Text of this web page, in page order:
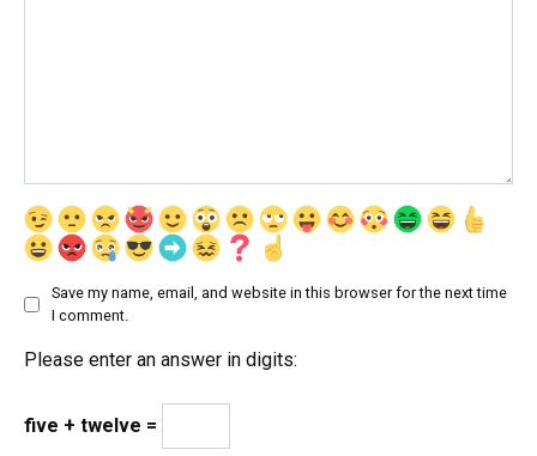
Save my name, email, and website in this browser for the next time
I comment.
Please enter an answer in digits:
five + twelve =